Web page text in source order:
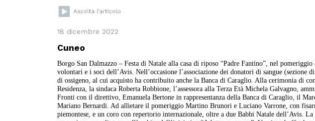
18 dicembre 2022
Cuneo
Borgo San Dalmazzo – Festa di Natale alla casa di riposo “Padre Fantino”, nel
volontari e i soci dell’Avis. Nell’occasione l’associazione dei donatori di sangue (sezione
di ossigeno, al cui acquisto ha contribuito anche la Banca di Caraglio. Alla cerimonia di
Residenza, la sindaca Roberta Robbione, l’assessora alla Terza Età Michela Galvagno,
Fronti con il direttivo, Emanuela Bertone in rappresentanza della Banca di Caraglio, il
Mariano Bernardi. Ad allietare il pomeriggio Martino Brunori e Luciano Varrone, con
piemontese, e un coro con repertorio internazionale, oltre a due Babbi Natale dell’Avis.